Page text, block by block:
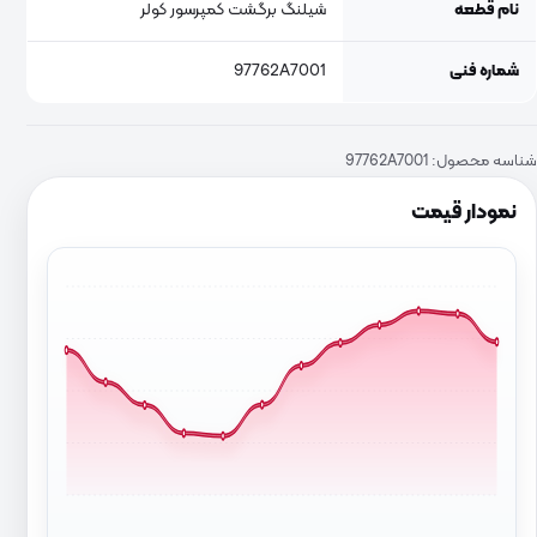
نمودار قیمت
نام قطعه شیلنگ برگشت کمپرسور کولر
شماره فنی 97762A7001
شناسه محصول: 97762A7001